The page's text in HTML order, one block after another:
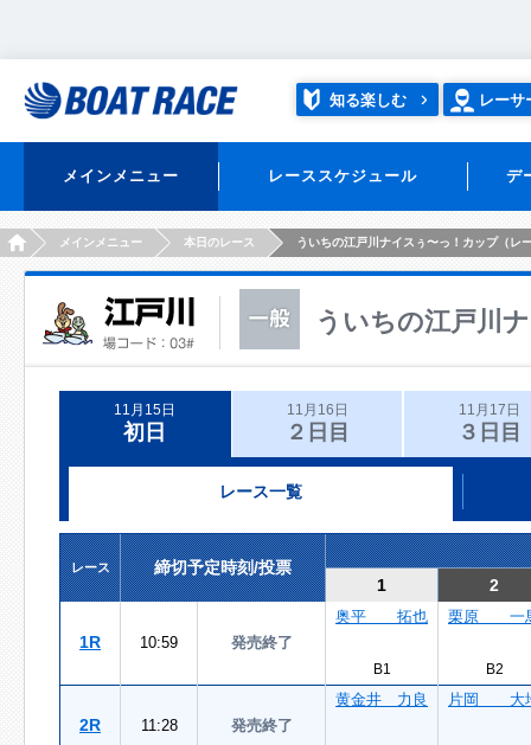
知る楽しむ レーサ
メインメニュー レーススケジュール デ
HOMEメインメニュー 本日のレース ういちの江戸川ナイスぅ〜っ！カップ（レ
ういちの江戸川
11月15日
初日
11月16日
２日目
11月17日
３日目
レース一覧
レース
締切予定時刻/投票
1
2
1R 10:59 発売終了
奥平 拓也
B1
栗原 一
B2
2R 11:28 発売終了
黄金井 力良 片岡 大